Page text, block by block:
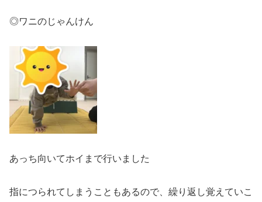
◎ワニのじゃんけん
あっち向いてホイまで行いました
指につられてしまうこともあるので、繰り返し覚えていこ